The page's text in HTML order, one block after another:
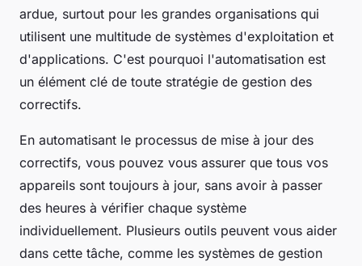
ardue, surtout pour les grandes organisations qui
utilisent une multitude de systèmes d'exploitation et
d'applications. C'est pourquoi l'automatisation est
un élément clé de toute stratégie de gestion des
correctifs.
En automatisant le processus de mise à jour des
correctifs, vous pouvez vous assurer que tous vos
appareils sont toujours à jour, sans avoir à passer
des heures à vérifier chaque système
individuellement. Plusieurs outils peuvent vous aider
dans cette tâche, comme les systèmes de gestion